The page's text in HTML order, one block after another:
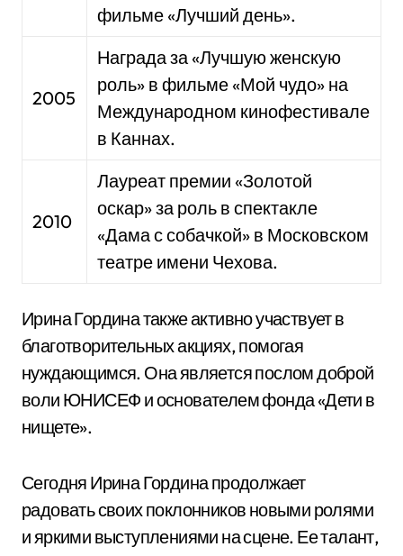
фильме «Лучший день».
2005
Награда за «Лучшую женскую
роль» в фильме «Мой чудо» на
Международном кинофестивале
в Каннах.
2010
Лауреат премии «Золотой
оскар» за роль в спектакле
«Дама с собачкой» в Московском
театре имени Чехова.
Ирина Гордина также активно участвует в
благотворительных акциях, помогая
нуждающимся. Она является послом доброй
воли ЮНИСЕФ и основателем фонда «Дети в
нищете».
Сегодня Ирина Гордина продолжает
радовать своих поклонников новыми ролями
и яркими выступлениями на сцене. Ее талант,